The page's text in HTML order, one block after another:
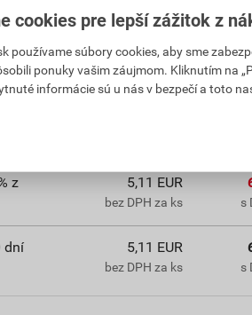
Vám môže byť účtovaný dodatočný
z
5,11 EUR
bez DPH za ks s
dní
5,11 EUR
bez DPH za ks s
cookies pre lepší zážitok z
používame súbory cookies, aby sme
ponuky vašim záujmom. Kliknutím na
informácie sú u nás v bezpečí a toto